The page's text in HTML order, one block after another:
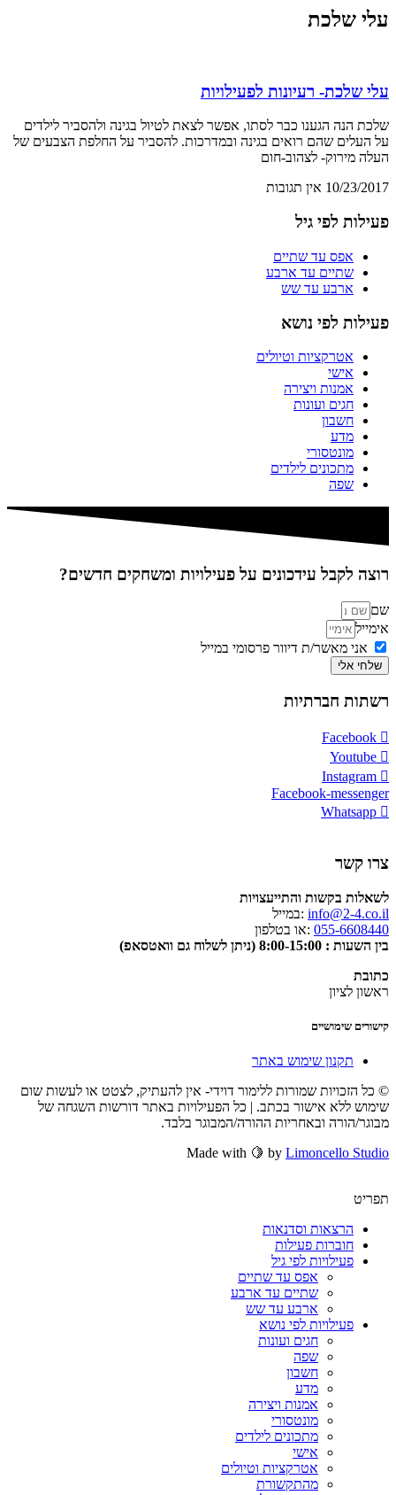
עלי שלכת
עלי שלכת- רעיונות לפעילויות
שלכת הנה הגענו כבר לסתו, אפשר לצאת לטיול בגינה ולהסביר לילדים
על העלים שהם רואים בגינה ובמדרכות. להסביר על החלפת הצבעים של
העלה מירוק- לצהוב-חום
10/23/2017 אין תגובות
פעילות לפי גיל
אפס עד שתיים
שתיים עד ארבע
ארבע עד שש
פעילות לפי נושא
אטרקציות וטיולים
אישי
אמנות ויצירה
חגים ועונות
חשבון
מדע
מונטסורי
מתכונים לילדים
שפה
רוצה לקבל עידכונים על פעילויות ומשחקים חדשים?
שם
אימייל
אני מאשר/ת דיוור פרסומי במייל
שלחי אלי
רשתות חברתיות
Facebook
Youtube
Instagram
Facebook-messenger
Whatsapp
צרו קשר
לשאלות בקשות והתייעצויות
info@2-4.co.il :במייל
055-6608440 :או בטלפון
בין השעות : 8:00-15:00 (ניתן לשלוח גם וואטסאפ)
כתובת
ראשון לציון
קישורים שימושיים
תקנון שימוש באתר
© כל הזכויות שמורות ללימור דוידי- אין להעתיק, לצטט או לעשות שום
שימוש ללא אישור בכתב. | כל הפעילויות באתר דורשות השגחה של
מבוגר/הורה ובאחריות ההורה/המבוגר בלבד.
Made with 🍋 by Limoncello Studio
תפריט
הרצאות וסדנאות
חוברות פעילות
פעילויות לפי גיל
אפס עד שתיים
שתיים עד ארבע
ארבע עד שש
פעילויות לפי נושא
חגים ועונות
שפה
חשבון
מדע
אמנות ויצירה
מונטסורי
מתכונים לילדים
אישי
אטרקציות וטיולים
מהתקשורת